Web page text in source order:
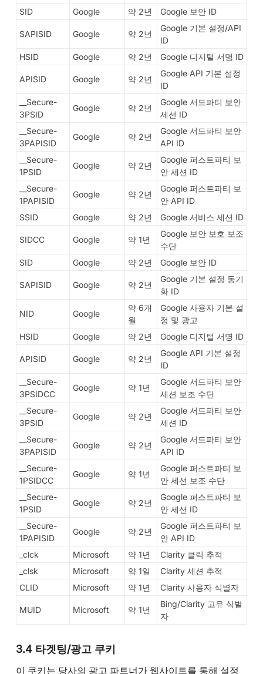
SID
Google 약 2년 Google 보안 ID
SAPISID Google 약 2년
Google 기본 설정/API
ID
HSID
Google 약 2년 Google 디지털 서명 ID
APISID Google 약 2년
Google API 기본 설정
ID
__Secure-
3PSID
Google 약 2년
Google 서드파티 보안
세션 ID
__Secure-
3PAPISID
Google 약 2년
Google 서드파티 보안
API ID
__Secure-
1PSID
Google 약 2년
Google 퍼스트파티 보
안 세션 ID
__Secure-
1PAPISID
Google 약 2년
Google 퍼스트파티 보
안 API ID
SSID
Google 약 2년 Google 서비스 세션 ID
SIDCC Google 약 1년
Google 보안 보호 보조
수단
SID
Google 약 2년 Google 보안 ID
SAPISID Google 약 2년
Google 기본 설정 동기
화 ID
NID Google
약 6개
월
Google 사용자 기본 설
정 및 광고
HSID
Google 약 2년 Google 디지털 서명 ID
APISID Google 약 2년
Google API 기본 설정
ID
__Secure-
3PSIDCC
Google 약 1년
Google 서드파티 보안
세션 보조 수단
__Secure-
3PSID
Google 약 2년
Google 서드파티 보안
세션 ID
__Secure-
3PAPISID
Google 약 2년
Google 서드파티 보안
API ID
__Secure-
1PSIDCC
Google 약 1년
Google 퍼스트파티 보
안 세션 보조 수단
__Secure-
1PSID
Google 약 2년
Google 퍼스트파티 보
안 세션 ID
__Secure-
1PAPISID
Google 약 2년
Google 퍼스트파티 보
안 API ID
_clck
Microsoft 약 1년
Clarity 클릭 추적
_clsk
Microsoft 약 1일
Clarity 세션 추적
CLID
Microsoft 약 1년 Clarity 사용자 식별자
MUID Microsoft 약 1년
Bing/Clarity 고유 식별
자
3.4 타겟팅/광고 쿠키
이 쿠키는 당사의 광고 파트너가 웹사이트를 통해 설정